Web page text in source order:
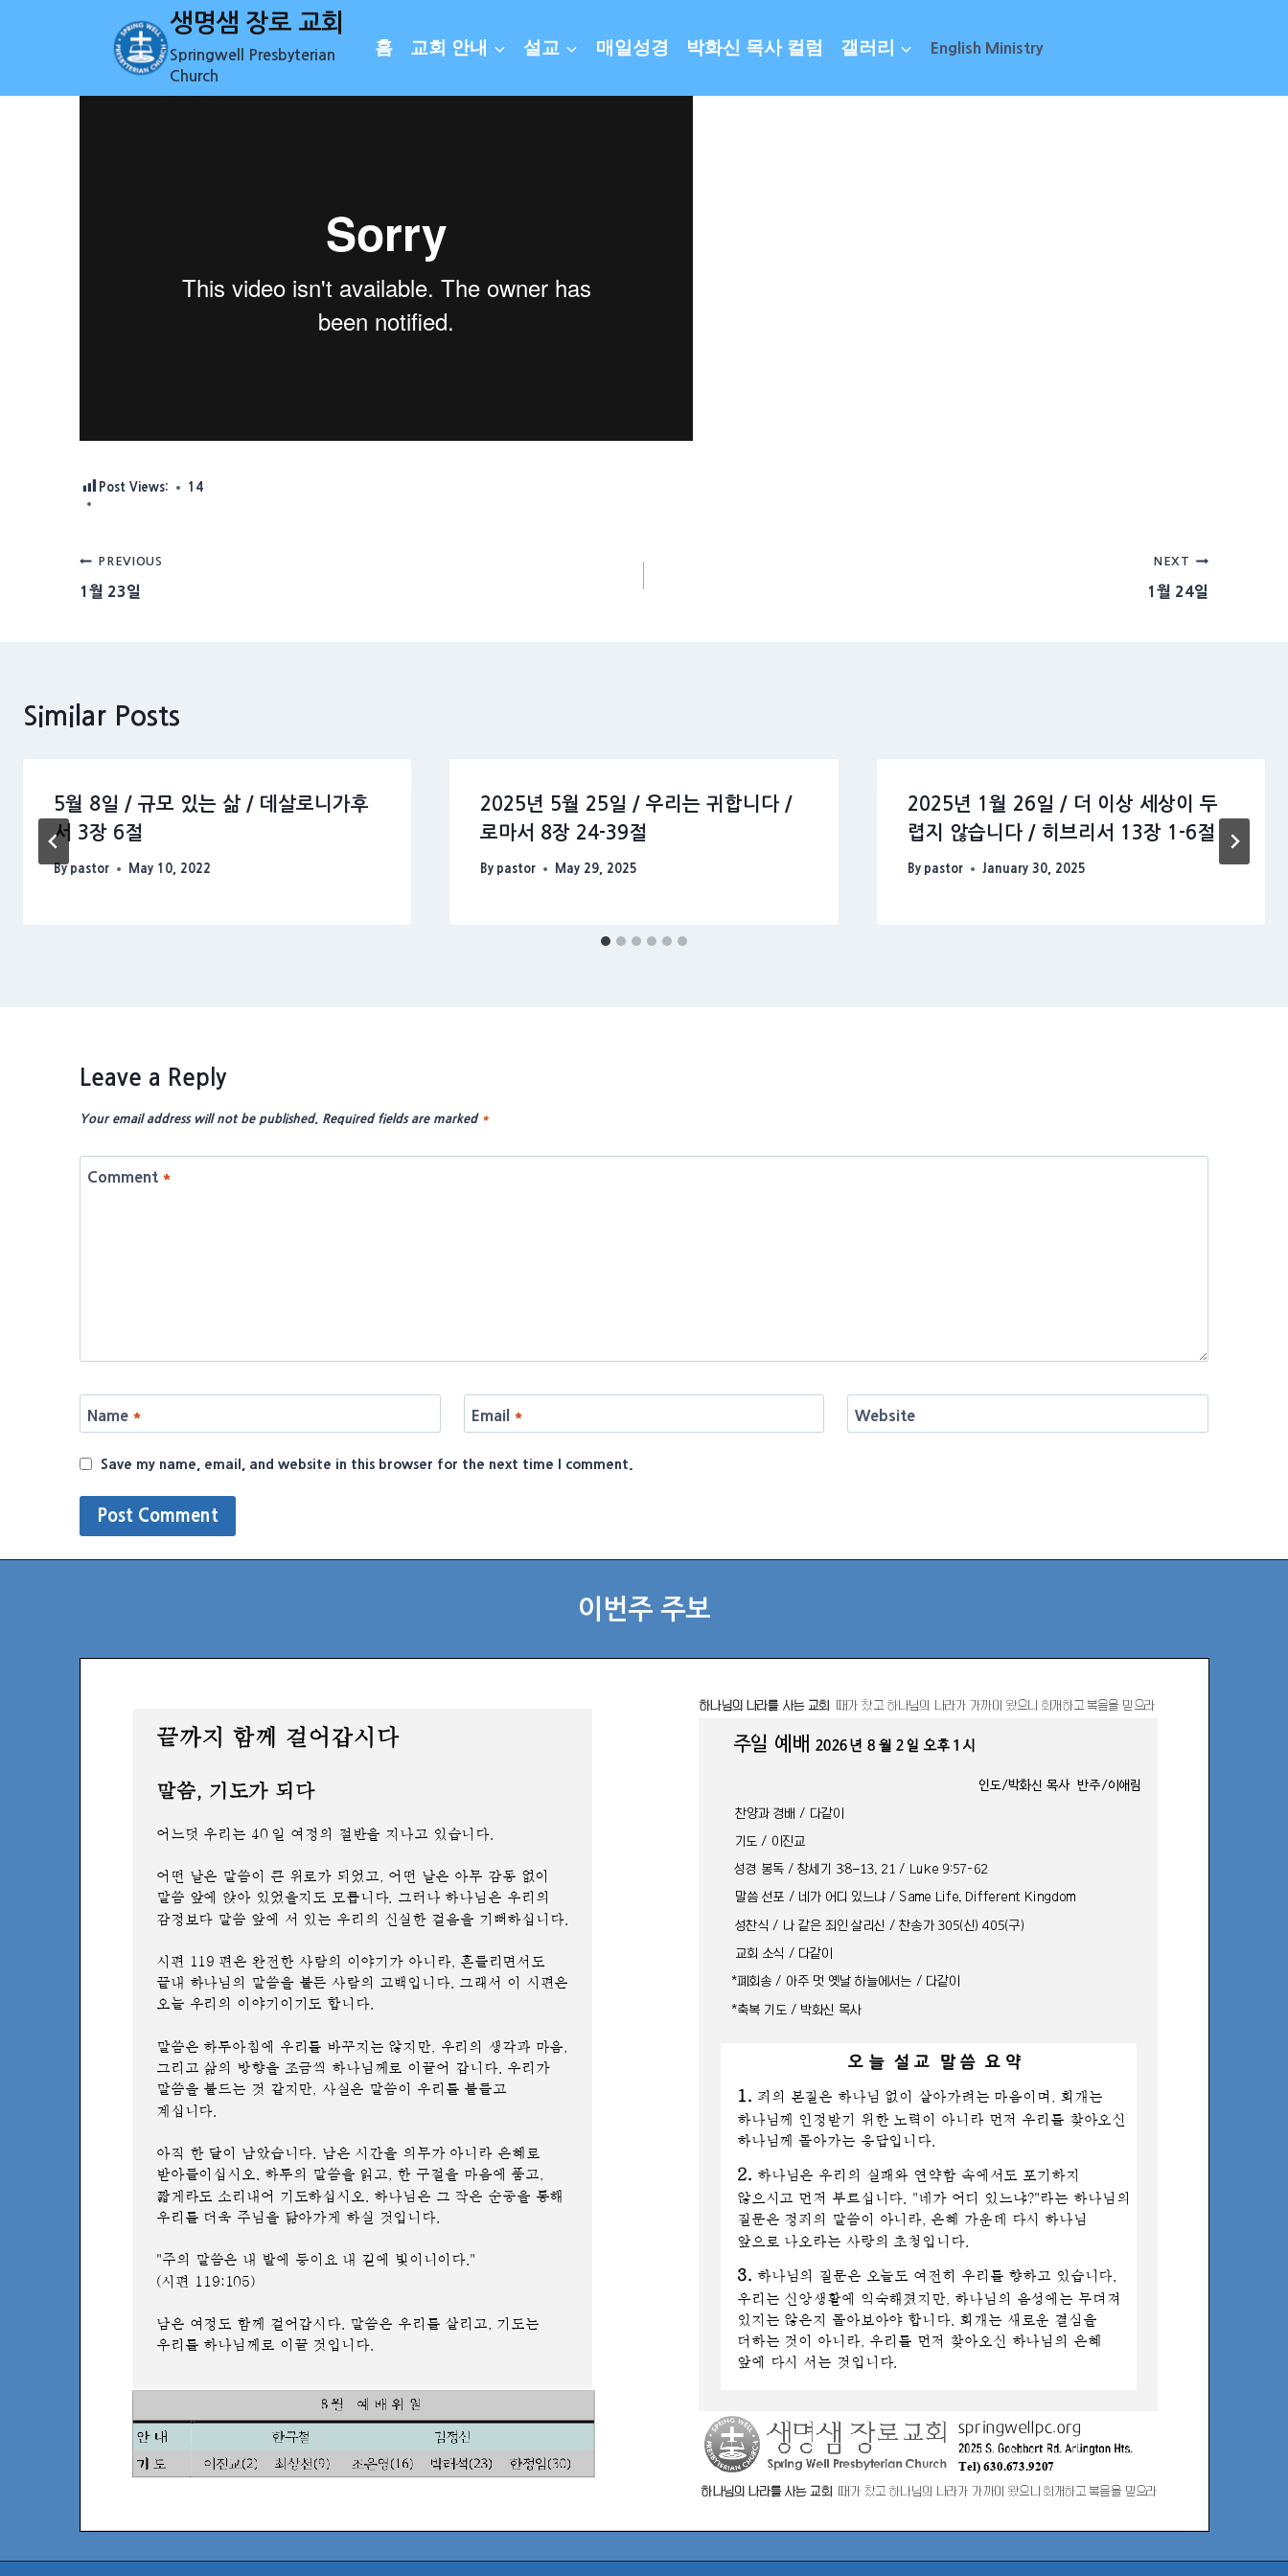
생명샘 장로 교회
Springwell Presbyterian
Church
홈 교회 안내 설교 매일성경 박화신 목사 컬럼 갤러리 English Ministry
Post Views: 14
Post
navigation
PREVIOUS
1월 23일
NEXT
1월 24일
Similar Posts
5월 8일 / 규모 있는 삶 / 데살로니가후
서 3장 6절
By pastor May 10, 2022
2025년 5월 25일 / 우리는 귀합니다 /
로마서 8장 24-39절
By pastor May 29, 2025
2025년 1월 26일 / 더 이상 세상이 두
렵지 않습니다 / 히브리서 13장 1-6절
By pastor January 30, 2025
Leave a Reply
Your email address will not be published. Required fields are marked *
Comment *
Name * Email * Website
Save my name, email, and website in this browser for the next time I comment.
이번주 주보